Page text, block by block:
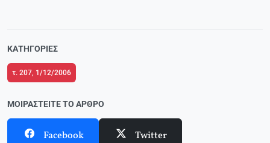
ΚΑΤΗΓΟΡΊΕΣ
τ. 207, 1/12/2006
ΜΟΙΡΑΣΤΕΊΤΕ ΤΟ ΆΡΘΡΟ
Facebook Twitter